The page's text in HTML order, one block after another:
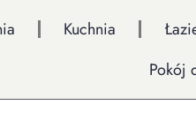
Kuchnia
Pokój